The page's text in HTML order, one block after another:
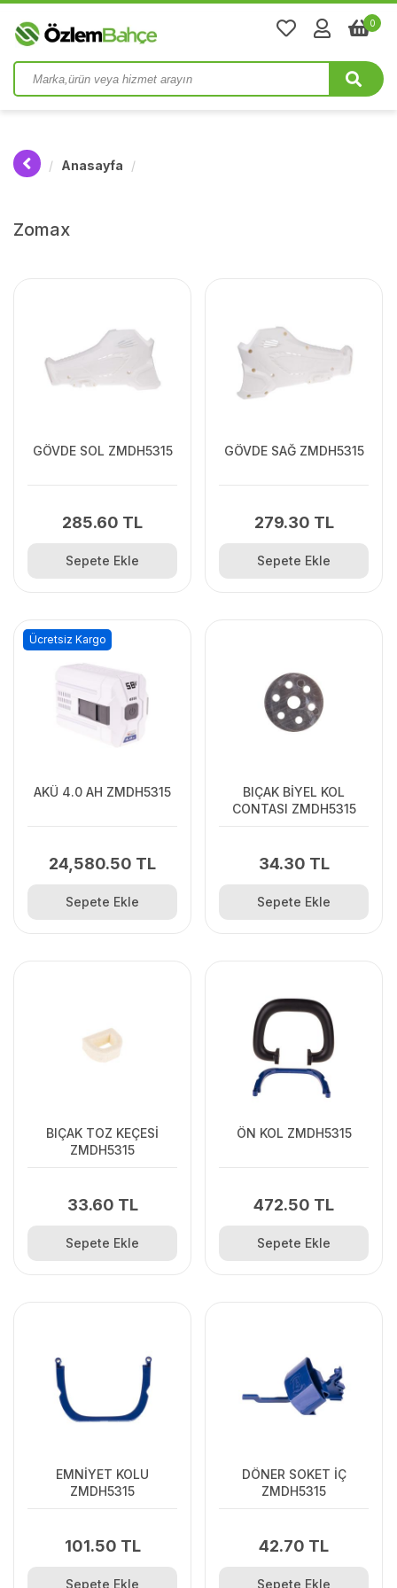
0
Anasayfa
Zomax
GÖVDE SOL ZMDH5315
285.60 TL
Sepete Ekle
GÖVDE SAĞ ZMDH5315
279.30 TL
Sepete Ekle
AKÜ 4.0 AH ZMDH5315
24,580.50 TL
Ücretsiz Kargo
Sepete Ekle
BIÇAK BİYEL KOL
CONTASI ZMDH5315
34.30 TL
Sepete Ekle
BIÇAK TOZ KEÇESİ
ZMDH5315
33.60 TL
Sepete Ekle
ÖN KOL ZMDH5315
472.50 TL
Sepete Ekle
EMNİYET KOLU
ZMDH5315
101.50 TL
Sepete Ekle
DÖNER SOKET İÇ
ZMDH5315
42.70 TL
Sepete Ekle